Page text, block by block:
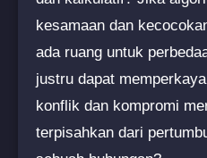
kesamaan dan
ada ruang untuk
justru dapat
konflik dan kompromi
terpisahkan dari